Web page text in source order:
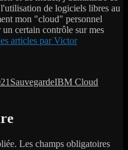
de logiciels libres au
mon "cloud" personnel
certain contrôle sur mes
articles par Victor
SauvegardeIBM Cloud
Les champs obligatoires